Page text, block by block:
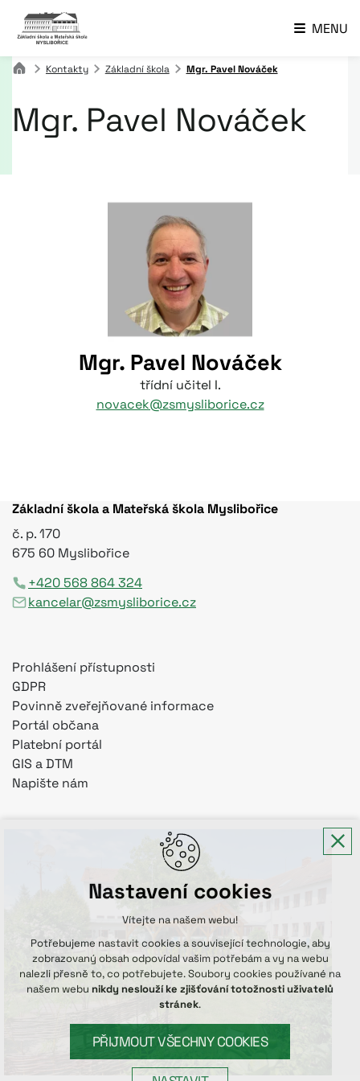
MENU
Kontakty Základní škola Mgr. Pavel Nováček
Mgr. Pavel Nováček
Mgr. Pavel Nováček
třídní učitel I.
novacek@zsmysliborice.cz
Základní škola a Mateřská škola Myslibořice
č. p. 170
675 60 Myslibořice
+420 568 864 324
kancelar@zsmysliborice.cz
Prohlášení přístupnosti
GDPR
Povinně zveřejňované informace
Portál občana
Platební portál
GIS a DTM
Napište nám
Nastavení cookies
Vítejte na našem webu!
Potřebujeme nastavit cookies a související technologie, aby
zobrazovaný obsah odpovídal vašim potřebám a vy na webu
nalezli přesně to, co potřebujete. Soubory cookies používané na
našem webu nikdy neslouží ke zjišťování totožnosti uživatelů
stránek.
PŘIJMOUT VŠECHNY COOKIES